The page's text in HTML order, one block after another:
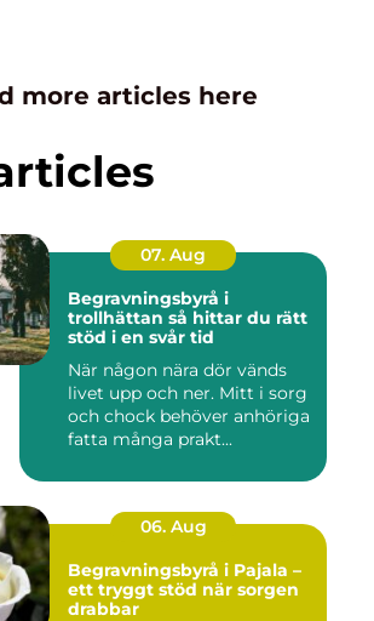
more articles here
07. Aug
Begravningsbyrå i
trollhättan så hittar du rätt
stöd i en svår tid
När någon nära dör vänds
livet upp och ner. Mitt i sorg
och chock behöver anhöriga
fatta många prakt...
06. Aug
Begravningsbyrå i Pajala –
ett tryggt stöd när sorgen
drabbar